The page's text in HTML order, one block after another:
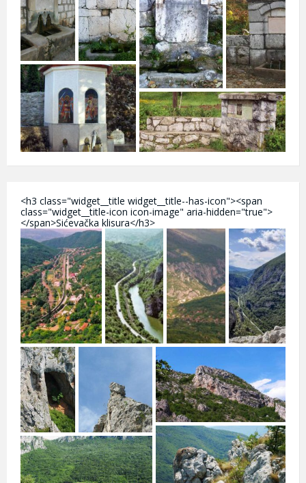
<h3 class="widget__title widget__title--has-icon"><span
class="widget__title-icon icon-image" aria-hidden="true">
</span>Sićevačka klisura</h3>